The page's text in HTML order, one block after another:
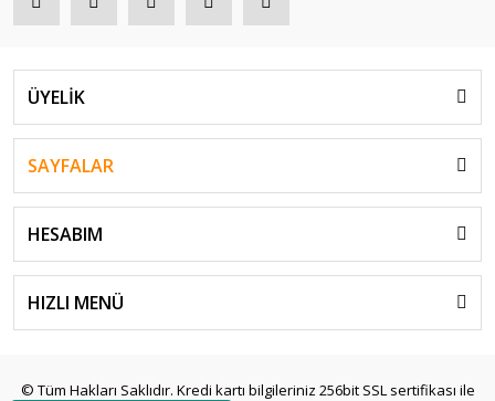
ÜYELİK
SAYFALAR
HESABIM
HIZLI MENÜ
© Tüm Hakları Saklıdır. Kredi kartı bilgileriniz 256bit SSL sertifikası ile